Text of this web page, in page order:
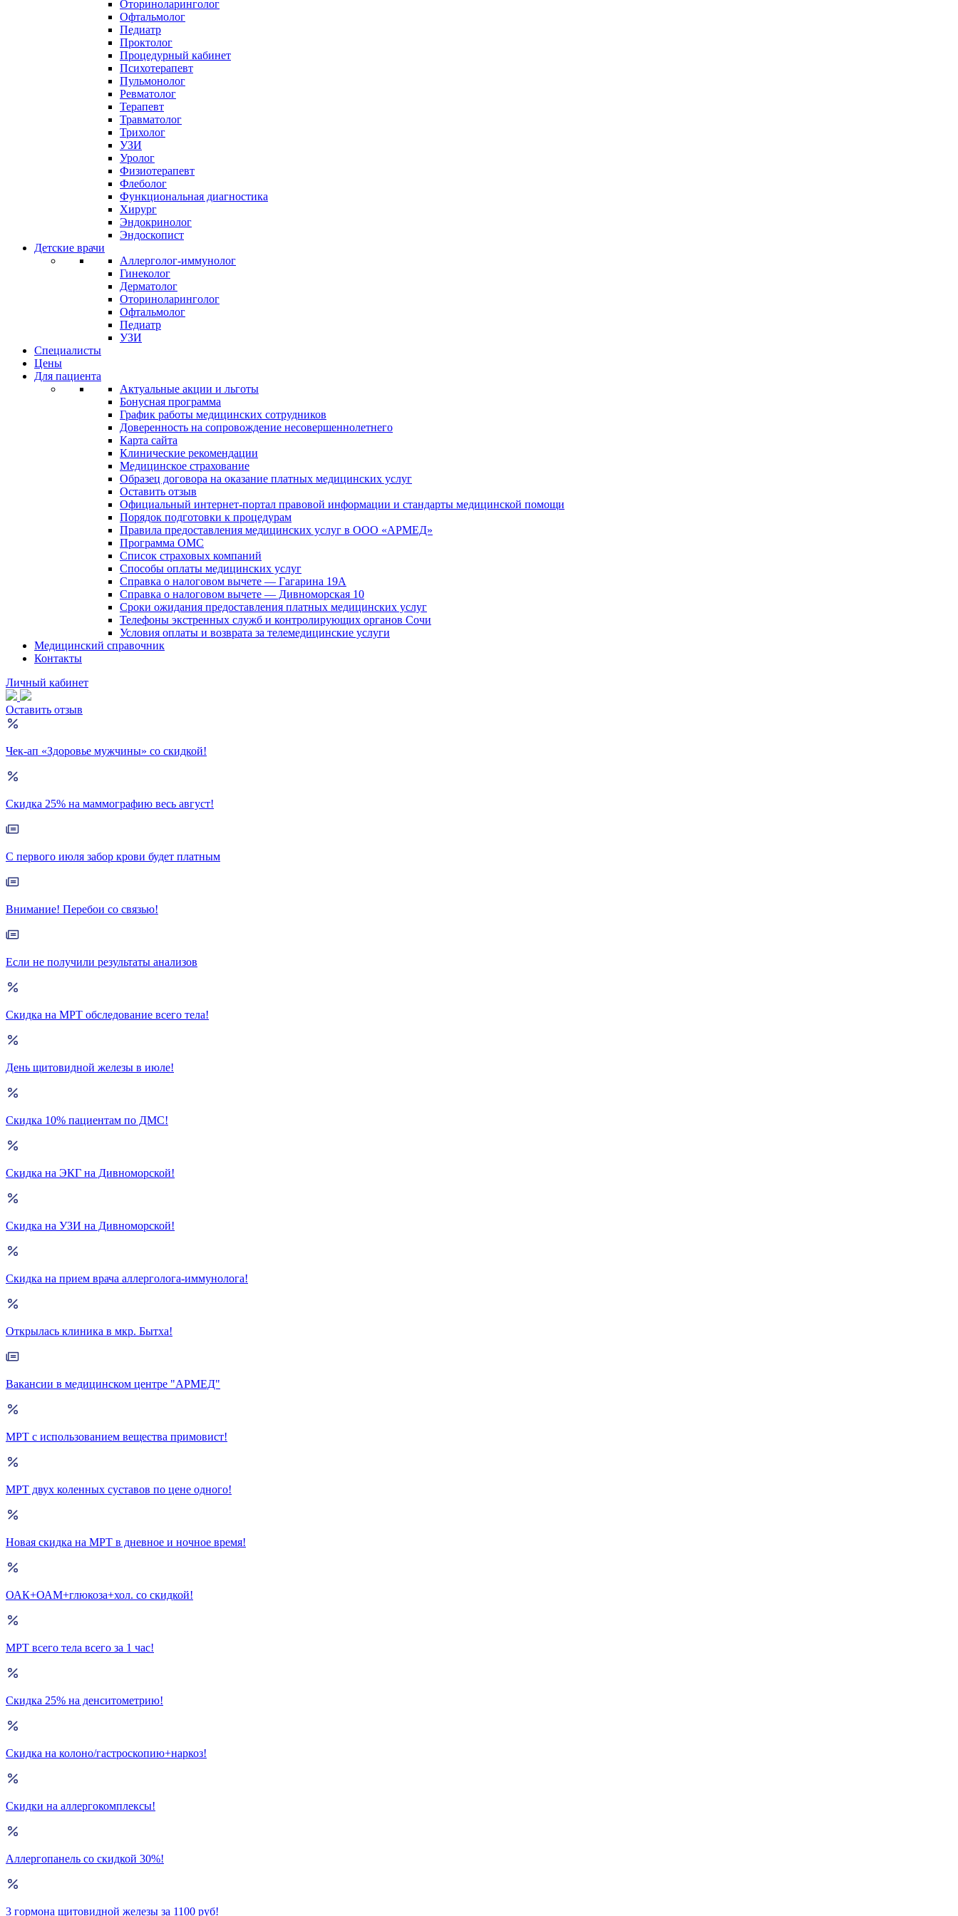
Оториноларинголог
Офтальмолог
Педиатр
Проктолог
Процедурный кабинет
Психотерапевт
Пульмонолог
Ревматолог
Терапевт
Травматолог
Трихолог
УЗИ
Уролог
Физиотерапевт
Флеболог
Функциональная диагностика
Хирург
Эндокринолог
Эндоскопист
Детские врачи
Аллерголог-иммунолог
Гинеколог
Дерматолог
Оториноларинголог
Офтальмолог
Педиатр
УЗИ
Специалисты
Цены
Для пациента
Актуальные акции и льготы
Бонусная программа
График работы медицинских сотрудников
Доверенность на сопровождение несовершеннолетнего
Карта сайта
Клинические рекомендации
Медицинское страхование
Образец договора на оказание платных медицинских услуг
Оставить отзыв
Официальный интернет-портал правовой информации и стандарты медицинской помощи
Порядок подготовки к процедурам
Правила предоставления медицинских услуг в ООО «АРМЕД»
Программа ОМС
Список страховых компаний
Способы оплаты медицинских услуг
Справка о налоговом вычете — Гагарина 19А
Справка о налоговом вычете — Дивноморская 10
Сроки ожидания предоставления платных медицинских услуг
Телефоны экстренных служб и контролирующих органов Сочи
Условия оплаты и возврата за телемедицинские услуги
Медицинский справочник
Контакты
Личный кабинет
Оставить отзыв
Чек-ап «Здоровье мужчины» со скидкой!
Скидка 25% на маммографию весь август!
С первого июля забор крови будет платным
Внимание! Перебои со связью!
Если не получили результаты анализов
Скидка на МРТ обследование всего тела!
День щитовидной железы в июле!
Скидка 10% пациентам по ДМС!
Скидка на ЭКГ на Дивноморской!
Скидка на УЗИ на Дивноморской!
Скидка на прием врача аллерголога-иммунолога!
Открылась клиника в мкр. Бытха!
Вакансии в медицинском центре "АРМЕД"
МРТ с использованием вещества примовист!
МРТ двух коленных суставов по цене одного!
Новая скидка на МРТ в дневное и ночное время!
ОАК+ОАМ+глюкоза+хол. со скидкой!
МРТ всего тела всего за 1 час!
Скидка 25% на денситометрию!
Скидка на колоно/гастроскопию+наркоз!
Скидки на аллергокомплексы!
Аллергопанель со скидкой 30%!
3 гормона щитовидной железы за 1100 руб!